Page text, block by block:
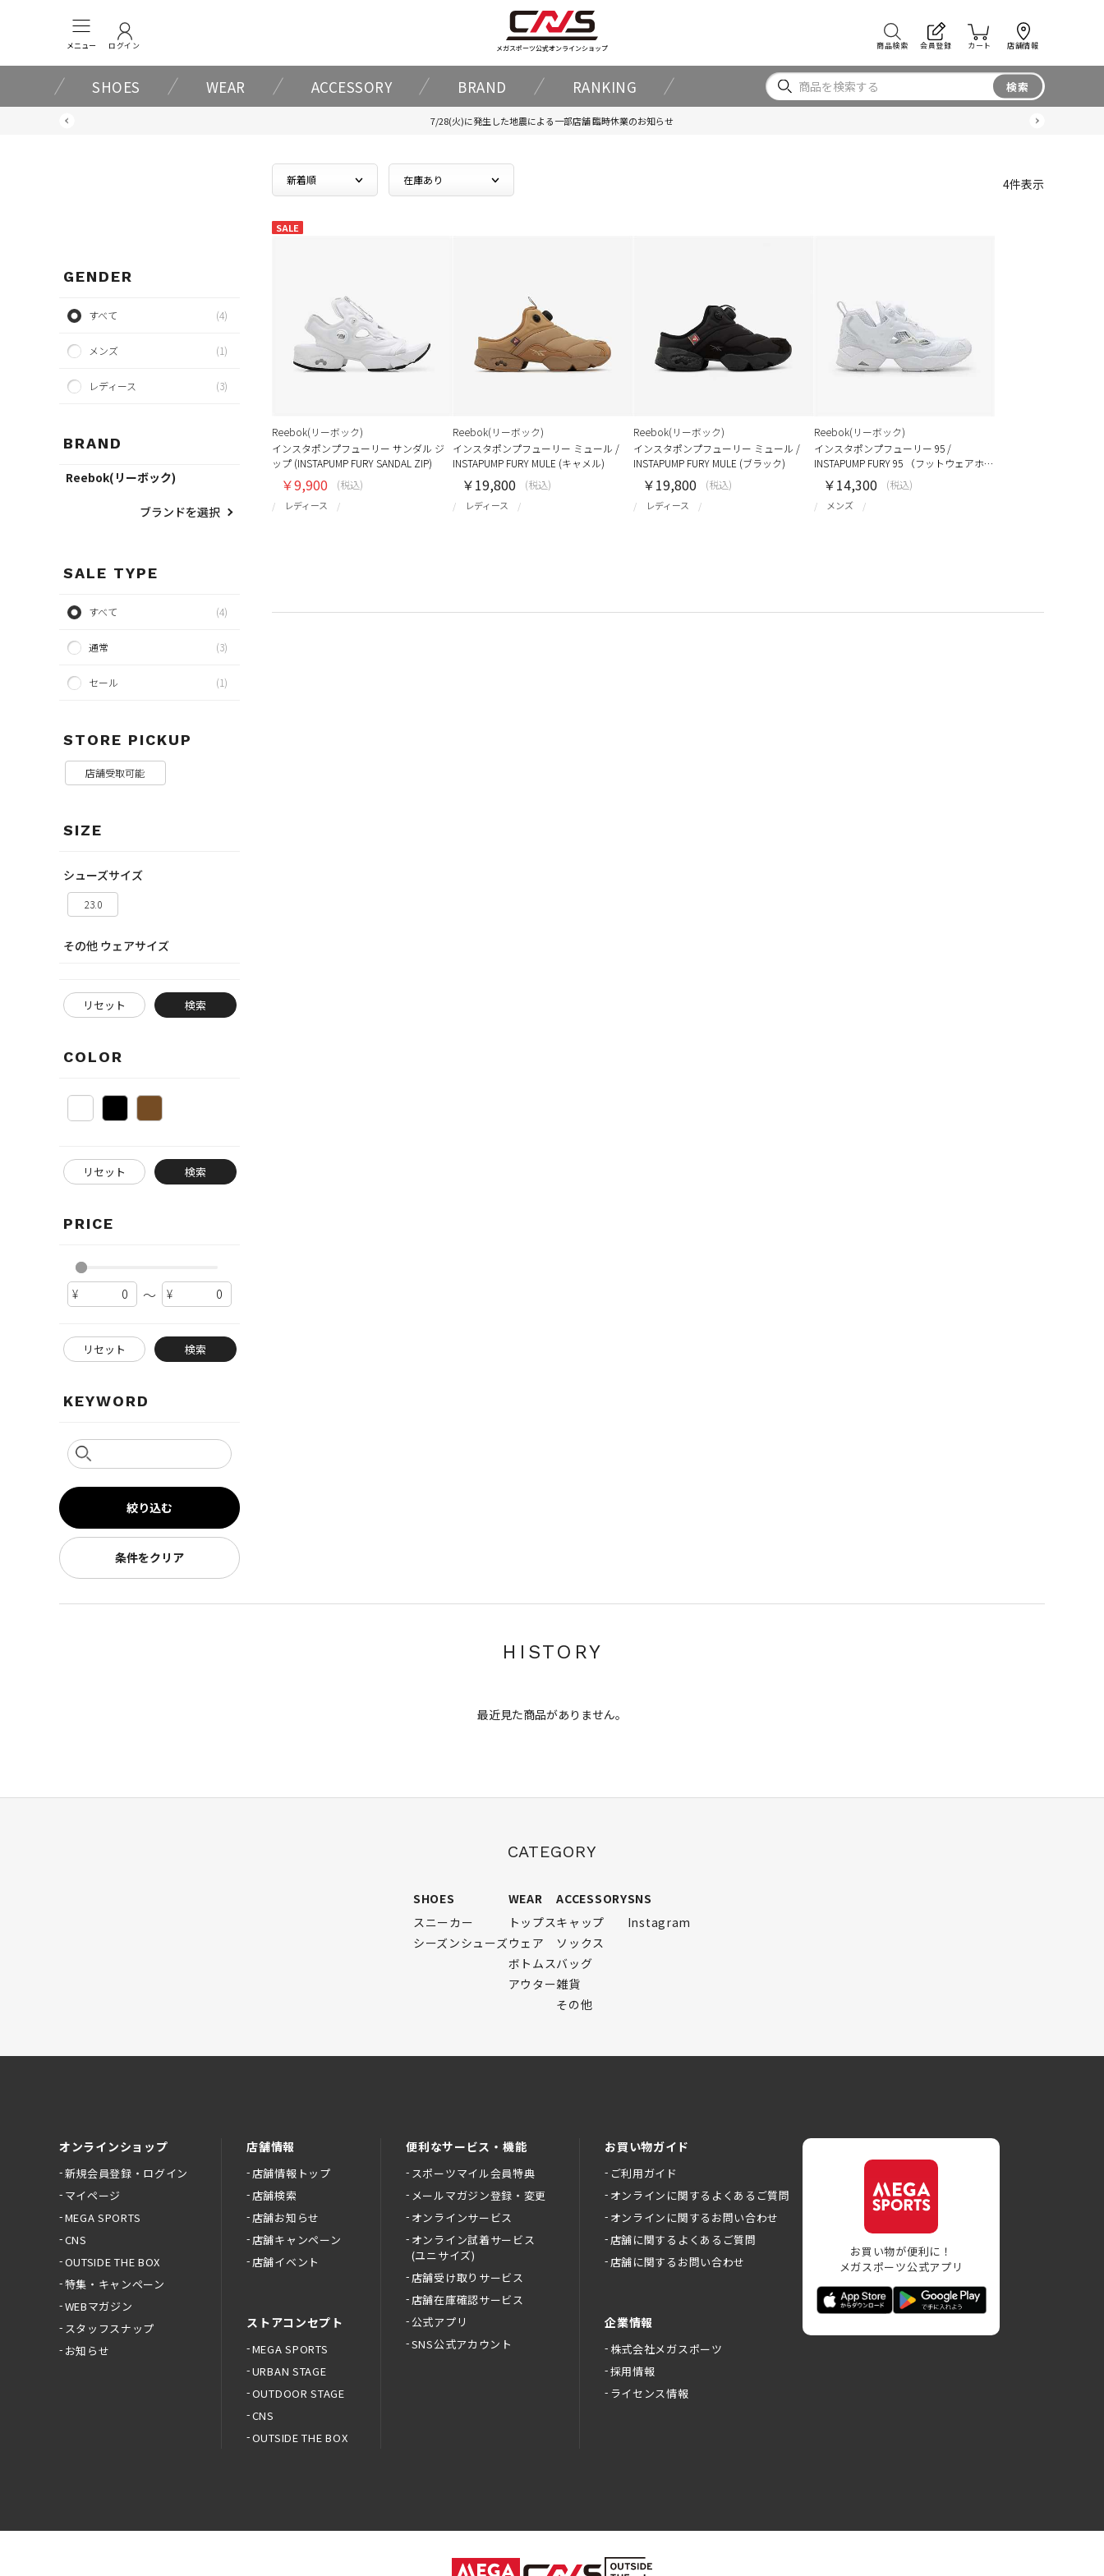
メニュー ログイン メガスポーツ公式オンラインショップ 商品検索 会員登録 カート 店舗情報
SHOES WEAR ACCESSORY BRAND RANKING 検索
7/28(火)に発生した地震による一部店舗 臨時休業のお知らせ
GENDER
すべて (4)
メンズ (1)
レディース (3)
BRAND
Reebok(リーボック)
ブランドを選択
SALE TYPE
すべて (4)
通常 (3)
セール (1)
STORE PICKUP
店舗受取可能
SIZE
シューズサイズ
23.0
その他 ウェアサイズ
リセット 検索
COLOR
リセット 検索
PRICE
～
リセット 検索
KEYWORD
絞り込む
条件をクリア
4件表示
SALE
Reebok(リーボック)
インスタポンプフューリー サンダル ジ
ップ (INSTAPUMP FURY SANDAL ZIP)
レディース
￥9,900 (税込)
Reebok(リーボック)
インスタポンプフューリー ミュール /
INSTAPUMP FURY MULE (キャメル)
レディース
￥19,800 (税込)
Reebok(リーボック)
インスタポンプフューリー ミュール /
INSTAPUMP FURY MULE (ブラック)
レディース
￥19,800 (税込)
Reebok(リーボック)
インスタポンプフューリー 95 /
INSTAPUMP FURY 95 （フットウェアホ…
メンズ
￥14,300 (税込)
HISTORY
最近見た商品がありません。
CATEGORY
SHOES
スニーカー
シーズンシューズ
WEAR
トップス
ウェア
ボトムス
アウター
ACCESSORY
キャップ
ソックス
バッグ
雑貨
その他
SNS
Instagram
オンラインショップ
新規会員登録・ログイン
マイページ
MEGA SPORTS
CNS
OUTSIDE THE BOX
特集・キャンペーン
WEBマガジン
スタッフスナップ
お知らせ
店舗情報
店舗情報トップ
店舗検索
店舗お知らせ
店舗キャンペーン
店舗イベント
ストアコンセプト
MEGA SPORTS
URBAN STAGE
OUTDOOR STAGE
CNS
OUTSIDE THE BOX
便利なサービス・機能
スポーツマイル会員特典
メールマガジン登録・変更
オンラインサービス
オンライン試着サービス
(ユニサイズ)
店舗受け取りサービス
店舗在庫確認サービス
公式アプリ
SNS公式アカウント
お買い物ガイド
ご利用ガイド
オンラインに関するよくあるご質問
オンラインに関するお問い合わせ
店舗に関するよくあるご質問
店舗に関するお問い合わせ
企業情報
株式会社メガスポーツ
採用情報
ライセンス情報
お買い物が便利に！
メガスポーツ公式アプリ